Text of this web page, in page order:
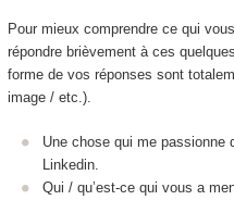
Pour mieux comprendre ce qui
répondre brièvement à ces
forme de vos réponses sont
image / etc.).
Une chose qui me passionne
Linkedin.
Qui / qu’est-ce qui vous a